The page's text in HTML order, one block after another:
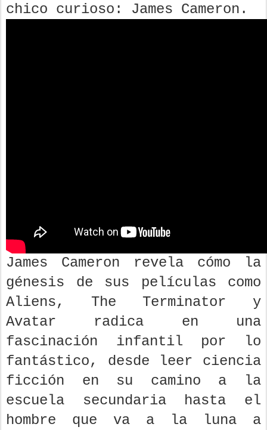
chico curioso: James Cameron.
James Cameron revela cómo la
génesis de sus películas como
Aliens, The Terminator y
Avatar radica en una
fascinación infantil por lo
fantástico, desde leer ciencia
ficción en su camino a la
escuela secundaria hasta el
hombre que va a la luna a